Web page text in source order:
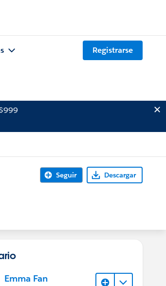
Registrarse
Seguir Descargar
Emma Fan